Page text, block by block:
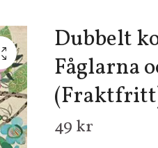
Dubbelt
Fåglarna
49 kr